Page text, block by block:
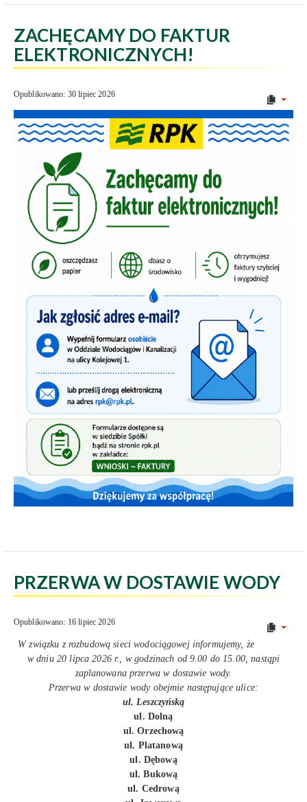
ZACHĘCAMY DO FAKTUR
ELEKTRONICZNYCH!
Opublikowano: 30 lipiec 2026
PRZERWA W DOSTAWIE WODY
Opublikowano: 16 lipiec 2026
W związku z rozbudową sieci wodociągowej informujemy, że
w dniu 20 lipca 2026 r., w godzinach od 9.00 do 15.00, nastąpi
zaplanowana przerwa w dostawie wody.
Przerwa w dostawie wody obejmie następujące ulice:
ul. Leszczyńską
ul. Dolną
ul. Orzechową
ul. Platanową
ul. Dębową
ul. Bukową
ul. Cedrową